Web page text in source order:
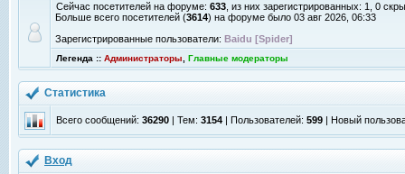
Сейчас посетителей на форуме: 633 , из них зарегистрированных: 1, 0
Больше всего посетителей (3614) на форуме было 03 авг 2026, 06:33
Зарегистрированные пользователи: Baidu [Spider]
Легенда :: Администраторы Главные модераторы
Статистика
Всего сообщений: 36290 | Тем: 3154 | Пользователей: 599 | Новый
Вход